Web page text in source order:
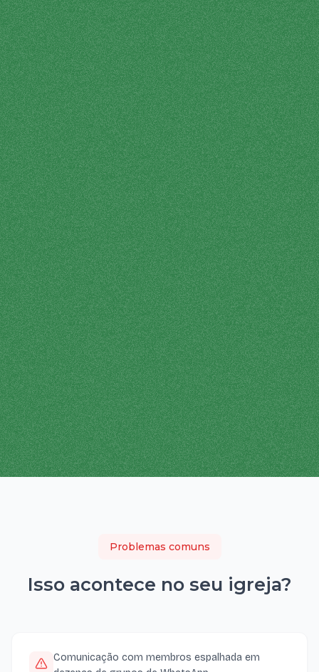
Problemas comuns
Isso acontece no seu igreja?
Comunicação com membros espalhada em